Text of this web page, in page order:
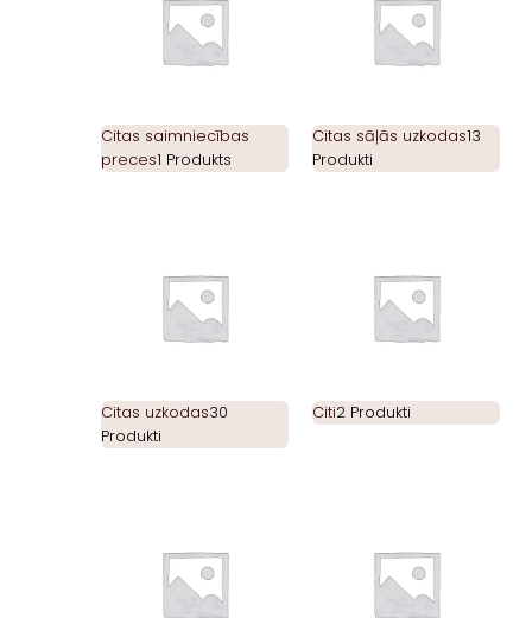
Citas saimniecības
preces1 Produkts
Citas sāļās uzkodas13
Produkti
Citas uzkodas30
Produkti
Citi2 Produkti